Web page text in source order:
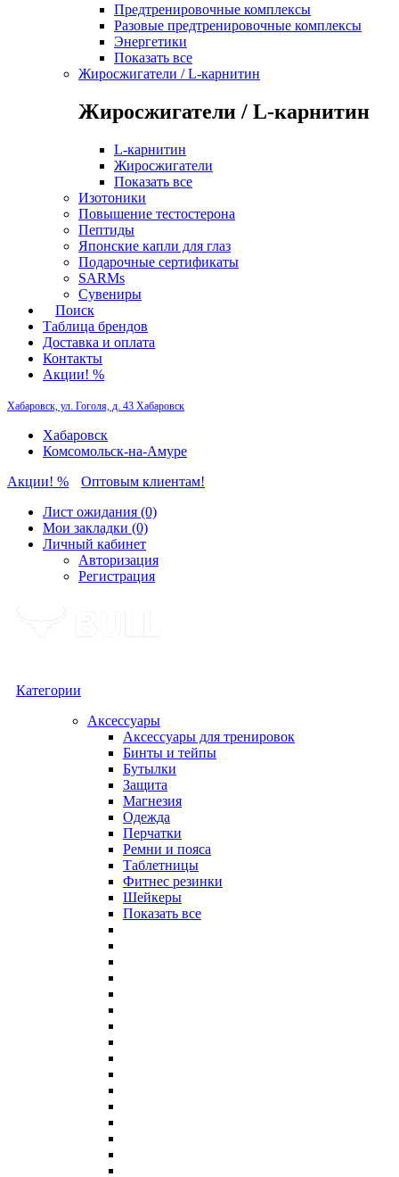
Предтренировочные комплексы
Разовые предтренировочные комплексы
Энергетики
Показать все
Жиросжигатели / L-карнитин
Жиросжигатели / L-карнитин
L-карнитин
Жиросжигатели
Показать все
Изотоники
Повышение тестостерона
Пептиды
Японские капли для глаз
Подарочные сертификаты
SARMs
Сувениры
Поиск
Таблица брендов
Доставка и оплата
Контакты
Акции! %
Хабаровск, ул. Гоголя, д. 43 Хабаровск
Хабаровск
Комсомольск-на-Амуре
Акции! %
Оптовым клиентам!
Лист ожидания (0)
Мои закладки (0)
Личный кабинет
Авторизация
Регистрация
Категории
Аксессуары
Аксессуары для тренировок
Бинты и тейпы
Бутылки
Защита
Магнезия
Одежда
Перчатки
Ремни и пояса
Таблетницы
Фитнес резинки
Шейкеры
Показать все